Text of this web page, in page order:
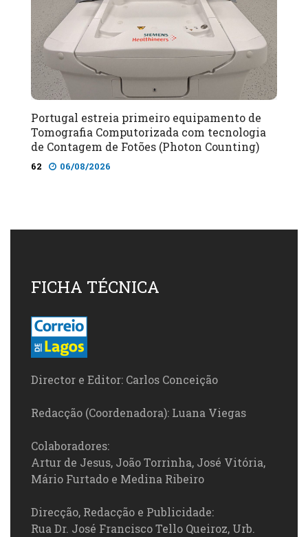
Portugal estreia primeiro equipamento de
Tomografia Computorizada com tecnologia
de Contagem de Fotões (Photon Counting)
62 06/08/2026
FICHA TÉCNICA
Director e Editor: Carlos Conceição
Redacção (Coordenadora): Luana Viegas
Colaboradores:
Artur de Jesus, João Torrinha, José Vitória,
Mário Furtado e Medina Ribeiro
Direcção, Redacção e Publicidade:
Rua Dr. José Francisco Tello Queiroz, Urb.